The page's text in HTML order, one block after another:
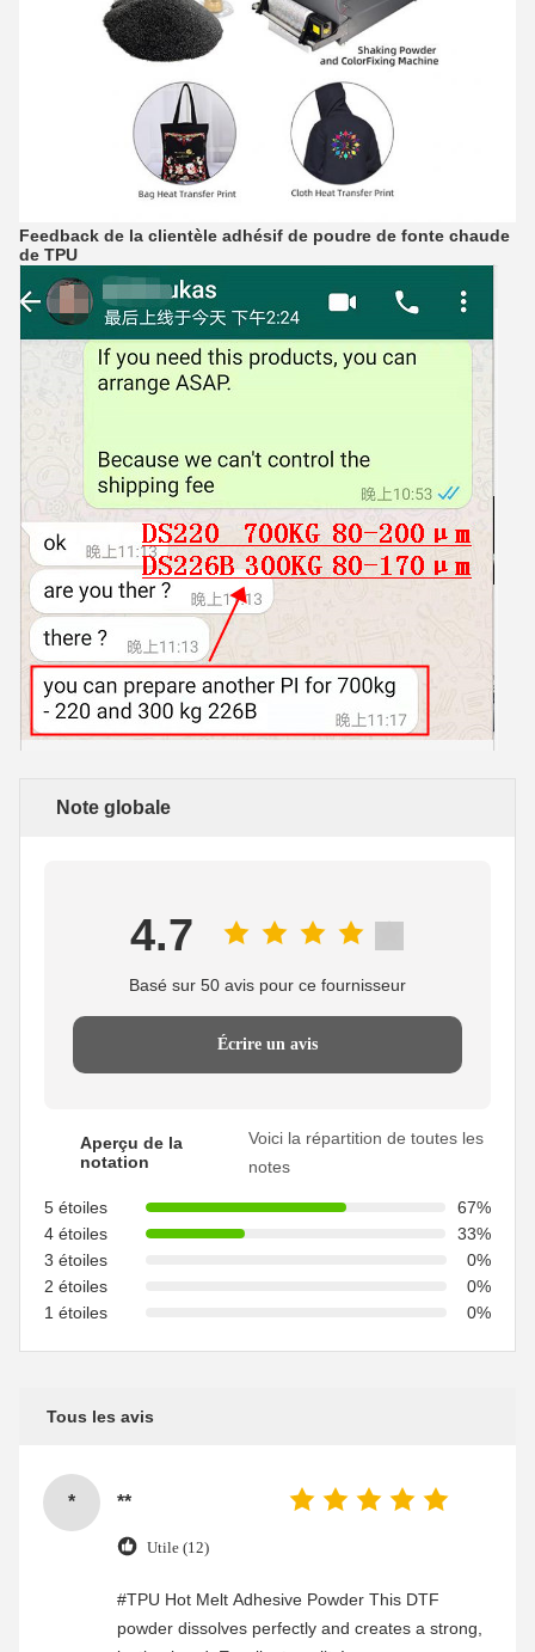
Feedback de la clientèle adhésif de poudre de fonte chaude
de TPU
Note globale
4.7
Basé sur 50 avis pour ce fournisseur
Écrire un avis
Aperçu de la
notation
Voici la répartition de toutes les
notes
5 étoiles
67%
4 étoiles
33%
3 étoiles
0%
2 étoiles
0%
1 étoiles
0%
Tous les avis
* **
Utile (12)
#TPU Hot Melt Adhesive Powder This DTF
powder dissolves perfectly and creates a strong,